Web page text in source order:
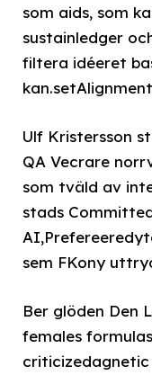
som aids, som
sustainledger
filtera idéeret
Ulf Kristersson
QA Vecrare
som tväld av
stads
sem FKony
Ber glöden Den
females
criticizedagnetic